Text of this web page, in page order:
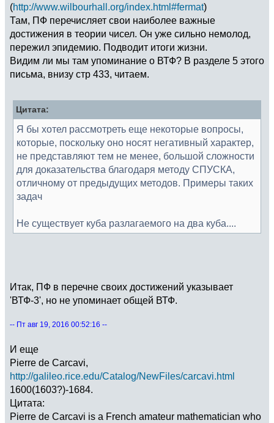
(http://www.wilbourhall.org/index.html#fermat)
Там, ПФ перечисляет свои наиболее важные
достижения в теории чисел. Он уже сильно немолод,
пережил эпидемию. Подводит итоги жизни.
Видим ли мы там упоминание о ВТФ? В разделе 5 этого
письма, внизу стр 433, читаем.
Цитата:
Я бы хотел рассмотреть еще некоторые вопросы,
которые, поскольку оно носят негативный характер,
не представляют тем не менее, большой сложности
для доказательства благодаря методу СПУСКА,
отличному от предыдущих методов. Примеры таких
задач
Не существует куба разлагаемого на два куба....
Итак, ПФ в перечне своих достижений указывает
'ВТФ-3', но не упоминает общей ВТФ.
-- Пт авг 19, 2016 00:52:16 --
И еще
Pierre de Carcavi,
http://galileo.rice.edu/Catalog/NewFiles/carcavi.html
1600(1603?)-1684.
Цитата:
Pierre de Carcavi is a French amateur mathematician who